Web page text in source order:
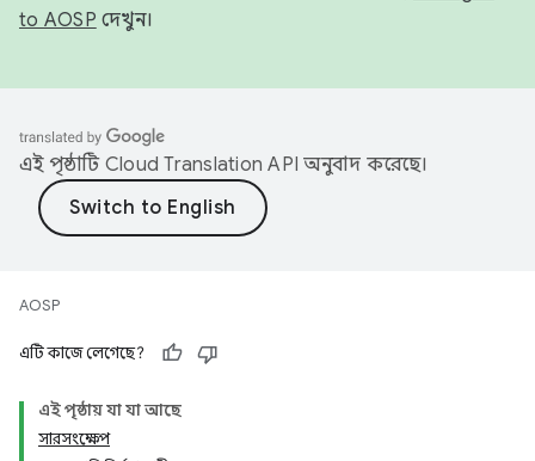
to AOSP দেখুন।
এই পৃষ্ঠাটি Cloud Translation API অনুবাদ করেছে।
AOSP
এটি কাজে লেগেছে?
এই পৃষ্ঠায় যা যা আছে
সারসংক্ষেপ